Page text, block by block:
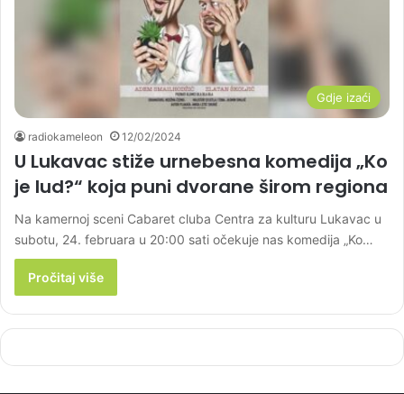
Gdje izaći
radiokameleon 12/02/2024
U Lukavac stiže urnebesna komedija „Ko
je lud?“ koja puni dvorane širom regiona
Na kamernoj sceni Cabaret cluba Centra za kulturu Lukavac u
subotu, 24. februara u 20:00 sati očekuje nas komedija „Ko…
Pročitaj više